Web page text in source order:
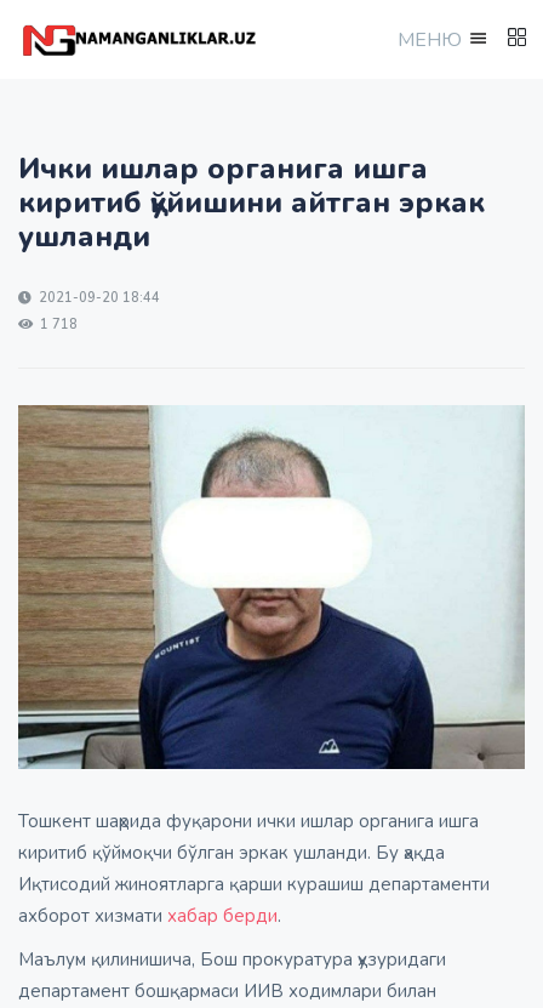
МEНЮ
Ички ишлар органига ишга
киритиб қўйишини айтган эркак
ушланди
2021-09-20 18:44
1 718
Тошкент шаҳрида фуқарони ички ишлар органига ишга
киритиб қўймоқчи бўлган эркак ушланди. Бу ҳақда
Иқтисодий жиноятларга қарши курашиш департаменти
ахборот хизмати хабар берди.
Маълум қилинишича, Бош прокуратура ҳузуридаги
департамент бошқармаси ИИВ ходимлари билан